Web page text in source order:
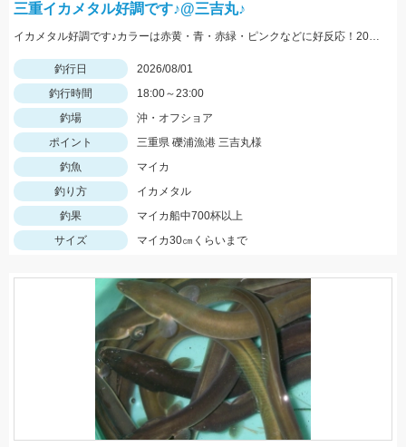
三重イカメタル好調です♪@三吉丸♪
イカメタル好調です♪カラーは赤黄・青・赤緑・ピンクなどに好反応！20～10ｍでもよく釣れるので、15号以下の軽いメタルもあるといいです‼
釣行日
2026/08/01
釣行時間
18:00～23:00
釣場
沖・オフショア
ポイント
三重県 礫浦漁港 三吉丸様
釣魚
マイカ
釣り方
イカメタル
釣果
マイカ船中700杯以上
サイズ
マイカ30㎝くらいまで